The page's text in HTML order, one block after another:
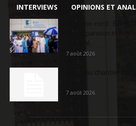
INTERVIEWS OPINIONS ET
7 août 2026
7 août 2026